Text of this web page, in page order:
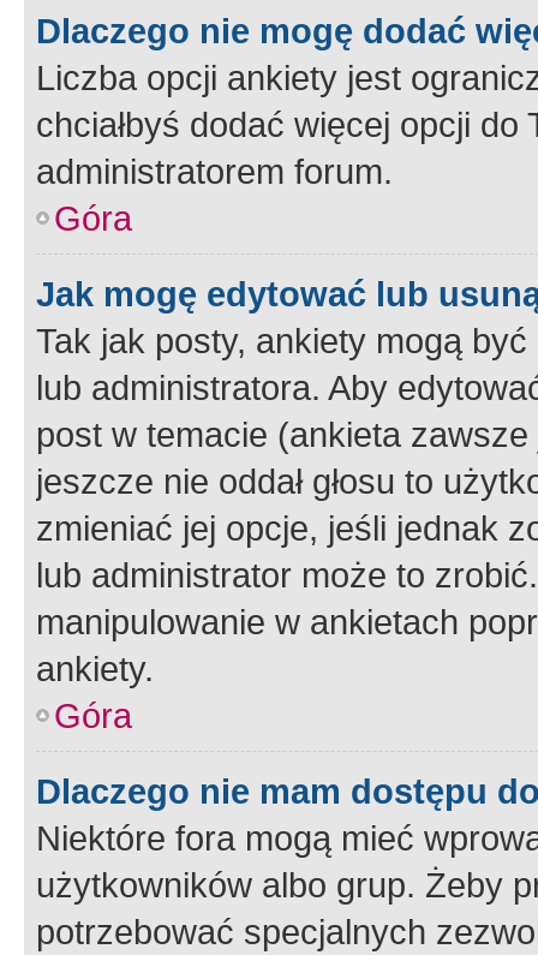
Dlaczego nie mogę dodać
Liczba opcji ankiety jest
chciałbyś dodać więcej opcji
administratorem forum.
Góra
Jak mogę edytować lub
Tak jak posty, ankiety mogą
lub administratora. Aby
post w temacie (ankieta
jeszcze nie oddał głosu to
zmieniać jej opcje, jeśli jednak
lub administrator może to
manipulowanie w ankietach
ankiety.
Góra
Dlaczego nie mam dostępu
Niektóre fora mogą mieć
użytkowników albo grup. Żeby
potrzebować specjalnych